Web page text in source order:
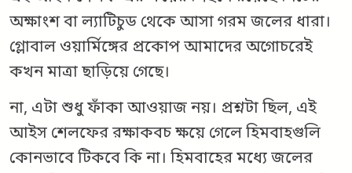
অক্ষাংশ বা ল্যাটিচুড থেকে আসা গরম জলের ধারা।
গ্লোবাল ওয়ার্মিঙ্গের প্রকোপ আমাদের অগোচরেই
কখন মাত্রা ছাড়িয়ে গেছে।
না, এটা শুধু ফাঁকা আওয়াজ নয়। প্রশ্নটা ছিল, এই
আইস শেলফের রক্ষাকবচ ক্ষয়ে গেলে হিমবাহগুলি
কোনভাবে টিকবে কি না। হিমবাহের মধ্যে জলের